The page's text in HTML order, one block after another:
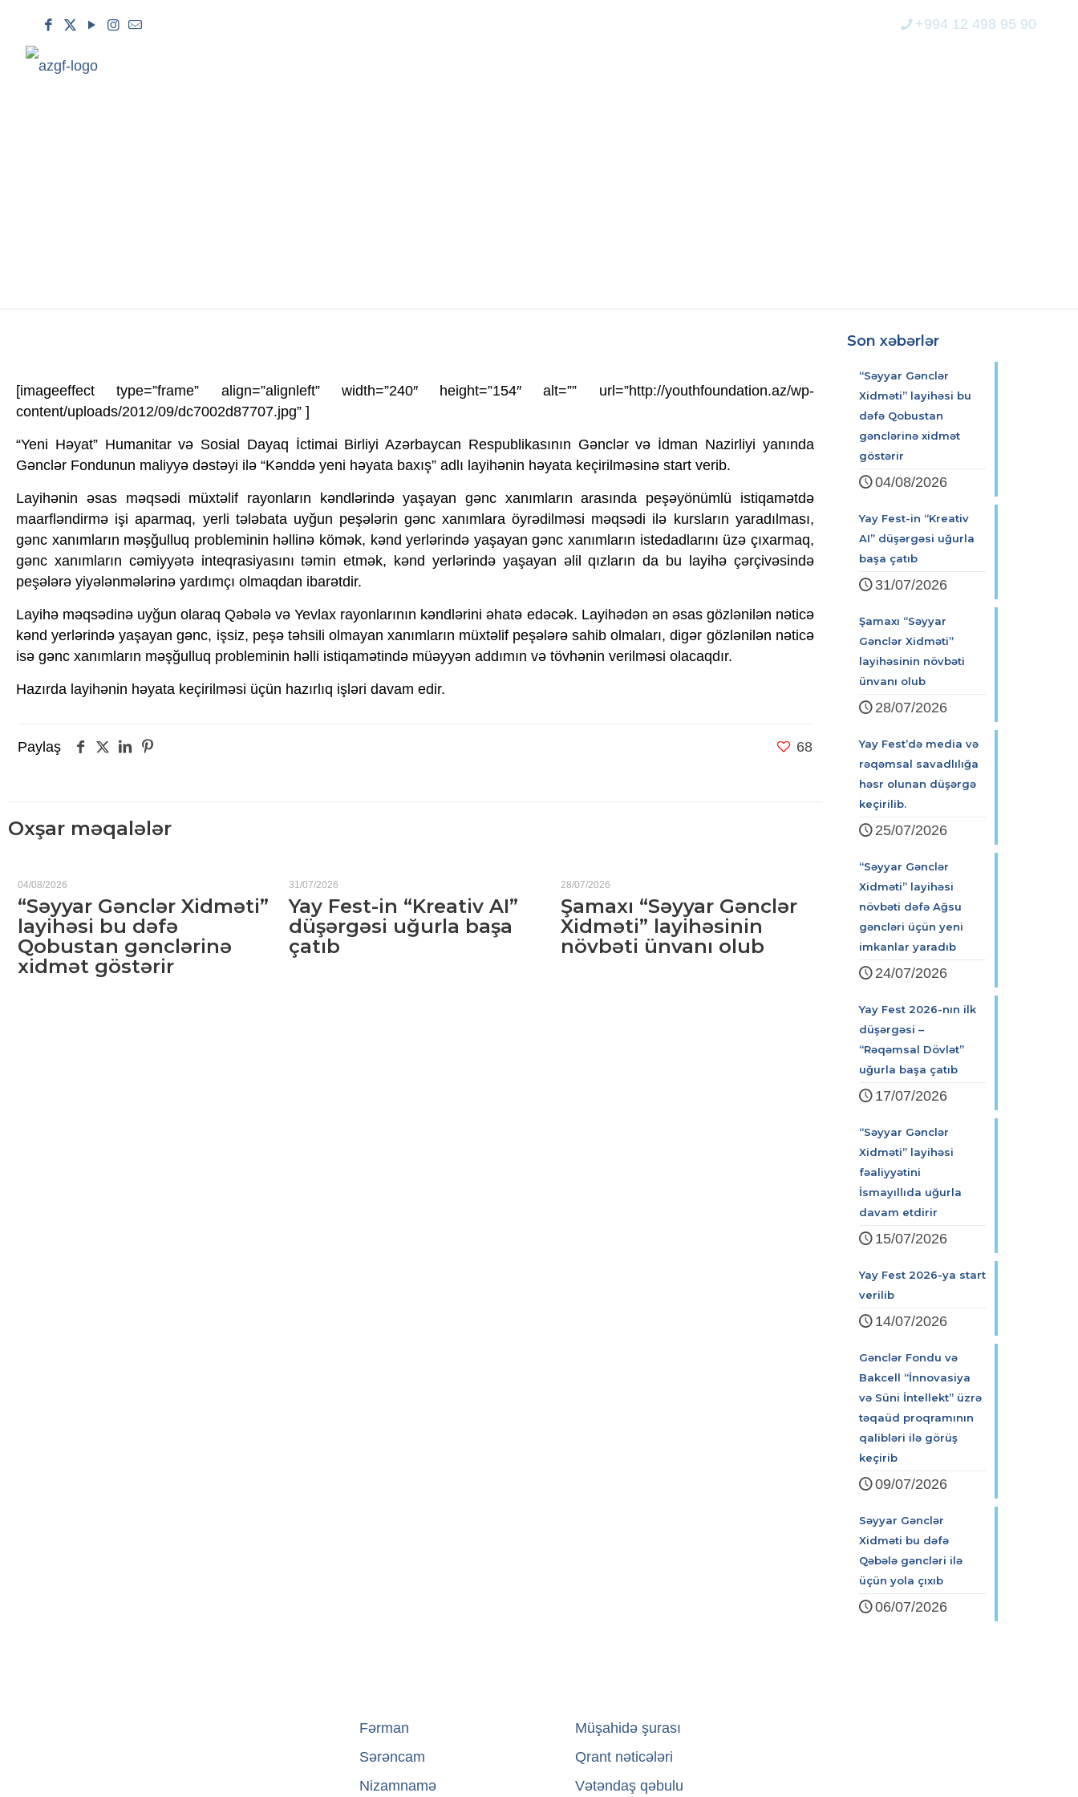
+994 12 498 95 90
[imageeffect type=”frame” align=”alignleft” width=”240″ height=”154″ alt=”” url=”http://youthfoundation.az/wp-
content/uploads/2012/09/dc7002d87707.jpg” ]
“Yeni Həyat” Humanitar və Sosial Dayaq İctimai Birliyi Azərbaycan Respublikasının Gənclər və İdman Nazirliyi yanında
Gənclər Fondunun maliyyə dəstəyi ilə “Kənddə yeni həyata baxış” adlı layihənin həyata keçirilməsinə start verib.
Layihənin əsas məqsədi müxtəlif rayonların kəndlərində yaşayan gənc xanımların arasında peşəyönümlü istiqamətdə
maarfləndirmə işi aparmaq, yerli tələbata uyğun peşələrin gənc xanımlara öyrədilməsi məqsədi ilə kursların yaradılması,
gənc xanımların məşğulluq probleminin həllinə kömək, kənd yerlərində yaşayan gənc xanımların istedadlarını üzə çıxarmaq,
gənc xanımların cəmiyyətə inteqrasiyasını təmin etmək, kənd yerlərində yaşayan əlil qızların da bu layihə çərçivəsində
peşələrə yiyələnmələrinə yardımçı olmaqdan ibarətdir.
Layihə məqsədinə uyğun olaraq Qəbələ və Yevlax rayonlarının kəndlərini əhatə edəcək. Layihədən ən əsas gözlənilən nəticə
kənd yerlərində yaşayan gənc, işsiz, peşə təhsili olmayan xanımların müxtəlif peşələrə sahib olmaları, digər gözlənilən nəticə
isə gənc xanımların məşğulluq probleminin həlli istiqamətində müəyyən addımın və tövhənin verilməsi olacaqdır.
Hazırda layihənin həyata keçirilməsi üçün hazırlıq işləri davam edir.
Paylaş 68
Oxşar məqalələr
04/08/2026
“Səyyar Gənclər Xidməti”
layihəsi bu dəfə
Qobustan gənclərinə
xidmət göstərir
31/07/2026
Yay Fest-in “Kreativ AI”
düşərgəsi uğurla başa
çatıb
28/07/2026
Şamaxı “Səyyar Gənclər
Xidməti” layihəsinin
növbəti ünvanı olub
Son xəbərlər
“Səyyar Gənclər
Xidməti” layihəsi bu
dəfə Qobustan
gənclərinə xidmət
göstərir
04/08/2026
Yay Fest-in “Kreativ
AI” düşərgəsi uğurla
başa çatıb
31/07/2026
Şamaxı “Səyyar
Gənclər Xidməti”
layihəsinin növbəti
ünvanı olub
28/07/2026
Yay Fest’də media və
rəqəmsal savadlılığa
həsr olunan düşərgə
keçirilib.
25/07/2026
“Səyyar Gənclər
Xidməti” layihəsi
növbəti dəfə Ağsu
gəncləri üçün yeni
imkanlar yaradıb
24/07/2026
Yay Fest 2026-nın ilk
düşərgəsi –
“Rəqəmsal Dövlət”
uğurla başa çatıb
17/07/2026
“Səyyar Gənclər
Xidməti” layihəsi
fəaliyyətini
İsmayıllıda uğurla
davam etdirir
15/07/2026
Yay Fest 2026-ya start
verilib
14/07/2026
Gənclər Fondu və
Bakcell “İnnovasiya
və Süni İntellekt” üzrə
təqaüd proqramının
qalibləri ilə görüş
keçirib
09/07/2026
Səyyar Gənclər
Xidməti bu dəfə
Qəbələ gəncləri ilə
üçün yola çıxıb
06/07/2026
Fərman
Sərəncam
Nizamnamə
Müşahidə şurası
Qrant nəticələri
Vətəndaş qəbulu